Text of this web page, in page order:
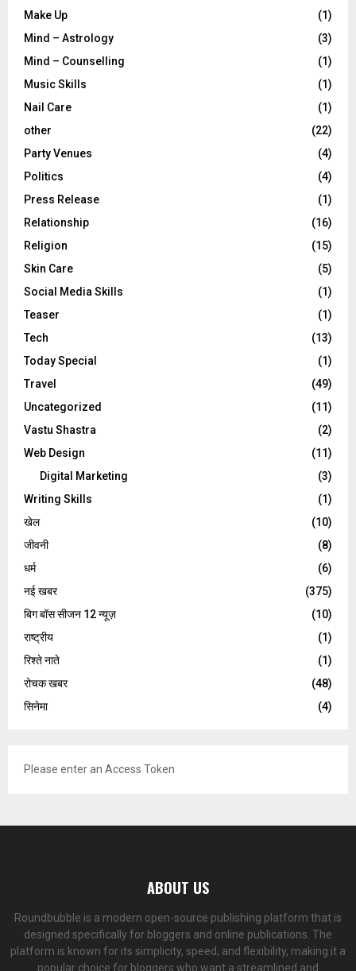
Make Up
(1)
Mind – Astrology
(3)
Mind – Counselling
(1)
Music Skills
(1)
Nail Care
(1)
other
(22)
Party Venues
(4)
Politics
(4)
Press Release
(1)
Relationship
(16)
Religion
(15)
Skin Care
(5)
Social Media Skills
(1)
Teaser
(1)
Tech
(13)
Today Special
(1)
Travel
(49)
Uncategorized
(11)
Vastu Shastra
(2)
Web Design
(11)
Digital Marketing
(3)
Writing Skills
(1)
खेल
(10)
जीवनी
(8)
धर्म
(6)
नई खबर
(375)
बिग बॉस सीजन 12 न्यूज़
(10)
राष्ट्रीय
(1)
रिश्ते नाते
(1)
रोचक खबर
(48)
सिनेमा
(4)
Please enter an Access Token
ABOUT US
Roundbubble is a modern open-source publishing platform that is
designed specifically for bloggers and online publications. The
platform is known for its simplicity, speed, and flexibility, making it a
popular choice for bloggers who want a streamlined and